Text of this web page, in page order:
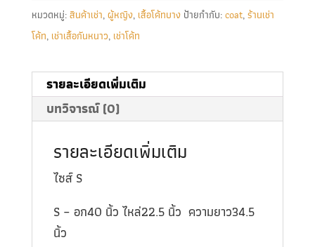
หมวดหมู่:สินค้าเช่า,ผู้หญิง, เสื้อโค้ทบาง ป้ายกำกับ:coat,ร้านเช่า
โค้ท, เช่าเสื้อกันหนาว, เช่าโค้ท
รายละเอียดเพิ่มเติม
บทวิจารณ์ (0)
รายละเอียดเพิ่มเติม
ไซส์ S
S – อก40 นิ้ว ไหล่22.5 นิ้ว ความยาว34.5
นิ้ว